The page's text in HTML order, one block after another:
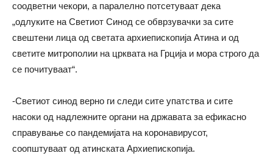
соодветни чекори, а паралелно потсетуваат дека
„одлуките на Светиот Синод се обврзувачки за сите
свештени лица од светата архиепископија Атина и од
светите митрополии на црквата на Грција и мора строго да
се почитуваат“.
-Светиот синод верно ги следи сите упатства и сите
насоки од надлежните органи на државата за ефикасно
справување со пандемијата на коронавирусот,
соопштуваат од атинската Архиепископија.